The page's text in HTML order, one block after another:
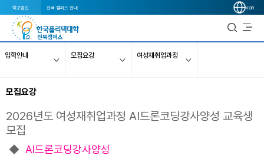
학교법인 전국 캠퍼스 안내 KOR
입학안내 모집요강 여성재취업과정
모집요강
2026년도 여성재취업과정 AI드론코딩강사양성 교육생
모집
◆ AI드론코딩강사양성